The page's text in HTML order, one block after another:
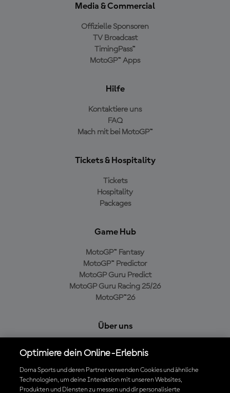
Media & Commercial
Offizielle Sponsoren
TV Broadcast
TimingPass™
MotoGP™ Apps
Hilfe
Kontaktiere uns
FAQ
Mach mit bei MotoGP™
Tickets & Hospitality
Tickets
Hospitality
Packages
Game Hub
MotoGP™ Fantasy
MotoGP™ Predictor
MotoGP Guru Predict
MotoGP Guru Racing 25/26
MotoGP™26
Über uns
Cookie-Richtlinien
Geschäftsbedingungen
Datenschutzrichtlinien
Optimiere dein Online-Erlebnis
Dorna Sports und deren Partner verwenden Cookies und ähnliche
Technologien, um deine Interaktion mit unseren Websites,
Produkten und Diensten zu messen und dir personalisierte